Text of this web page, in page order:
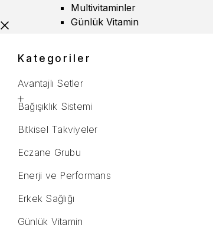
Multivitaminler
Günlük Vitamin
Kategoriler
Avantajlı Setler
Bağışıklık Sistemi
Bitkisel Takviyeler
Eczane Grubu
Enerji ve Performans
Erkek Sağlığı
Günlük Vitamin